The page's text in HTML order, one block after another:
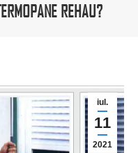
REHAU?
iul.
11
2021